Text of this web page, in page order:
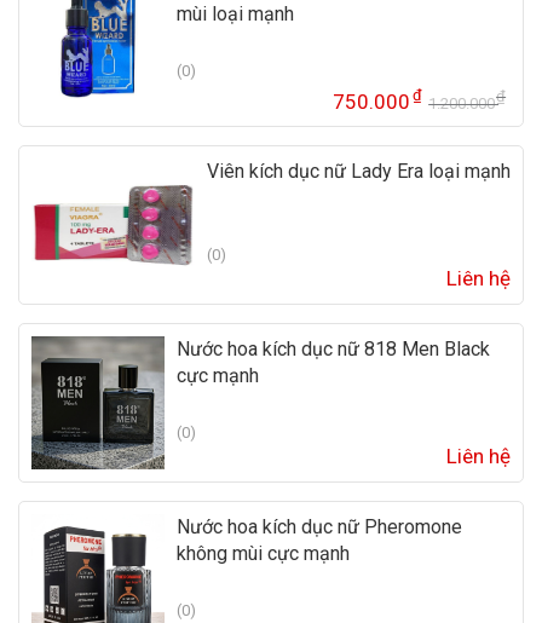
mùi loại mạnh
(0)
1.200.000₫
là:
750.000₫
tại
Viên kích dục nữ Lady Era loại mạnh
(0)
Liên hệ
Nước hoa kích dục nữ 818 Men Black
cực mạnh
(0)
Liên hệ
Nước hoa kích dục nữ Pheromone
không mùi cực mạnh
(0)